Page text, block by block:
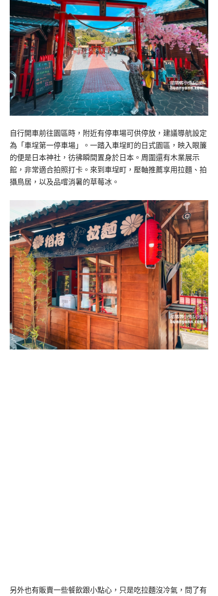
自行開車前往園區時，附近有停車場可供停放，建議導航設定
為「車埕第一停車場」。一踏入車埕町的日式園區，映入眼簾
的便是日本神社，彷彿瞬間置身於日本。周圍還有木業展示
館，非常適合拍照打卡。來到車埕町，壓軸推薦享用拉麵、拍
攝鳥居，以及品嚐消暑的草莓冰。
另外也有販賣一些餐飲跟小點心，只是吃拉麵沒冷氣，問了有